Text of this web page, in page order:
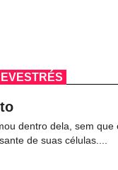
dentro dela, sem que
de suas células....